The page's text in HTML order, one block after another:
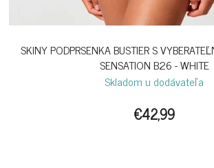
SKINY PODPRSENKA BUSTIER S
SENSATION B26 - WHITE
Skladom u dodávateľa
€42,99